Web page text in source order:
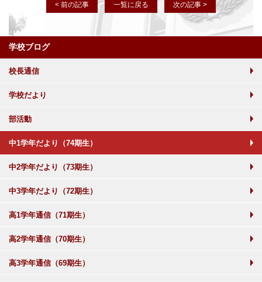
< 前の記事 一覧に戻る 次の記事 >
学校ブログ
校長通信
学校だより
部活動
中1学年だより（74期生）
中2学年だより（73期生）
中3学年だより（72期生）
高1学年通信（71期生）
高2学年通信（70期生）
高3学年通信（69期生）